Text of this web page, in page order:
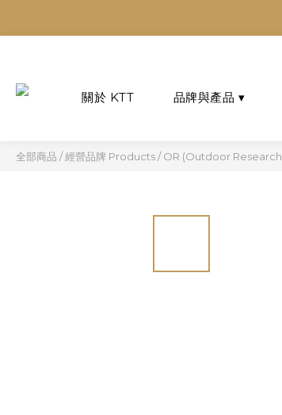
全部商品 /經營品牌 Products/OR (Outdoor